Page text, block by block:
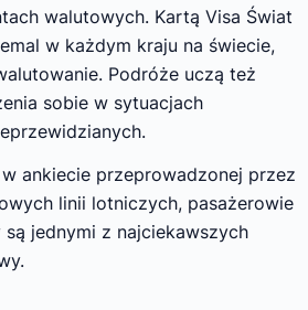
walutowych. Kartą Visa Świat
w każdym kraju na świecie,
. Podróże uczą też
sobie w sytuacjach
ankiecie przeprowadzonej przez
linii lotniczych, pasażerowie
jednymi z najciekawszych